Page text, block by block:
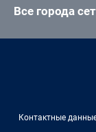
Все города
Контактные